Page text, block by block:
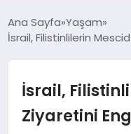
DÜNYA
Ana Sayfa Yaşam
İsrail, Filistinlilerin
İsrail,
Ziyaretini